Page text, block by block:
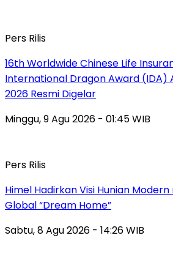
Pers Rilis
16th Worldwide Chinese Life
International Dragon Award (IDA)
2026 Resmi Digelar
Minggu, 9 Agu 2026 - 01:45 WIB
Pers Rilis
Himel Hadirkan Visi Hunian
Global “Dream Home”
Sabtu, 8 Agu 2026 - 14:26 WIB